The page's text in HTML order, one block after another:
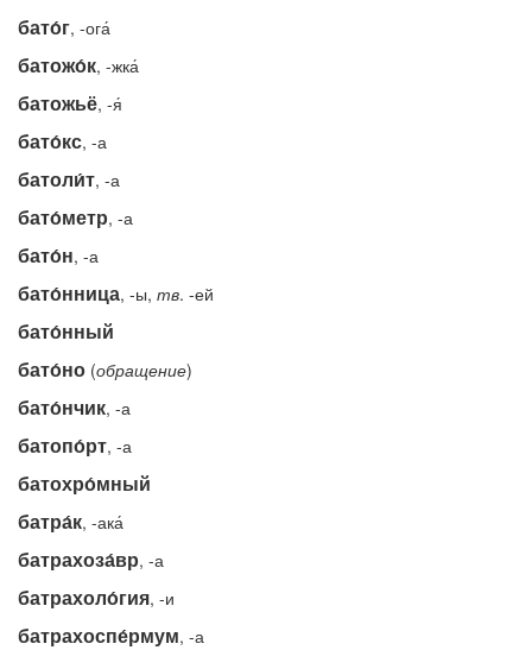
бато́г, -ога́
батожо́к, -жка́
батожьё, -я́
бато́кс, -а
батоли́т, -а
бато́метр, -а
бато́н, -а
бато́нница, -ы, тв. -ей
бато́нный
бато́но (обращение)
бато́нчик, -а
батопо́рт, -а
батохро́мный
батра́к, -ака́
батрахоза́вр, -а
батрахоло́гия, -и
батрахоспе́рмум, -а